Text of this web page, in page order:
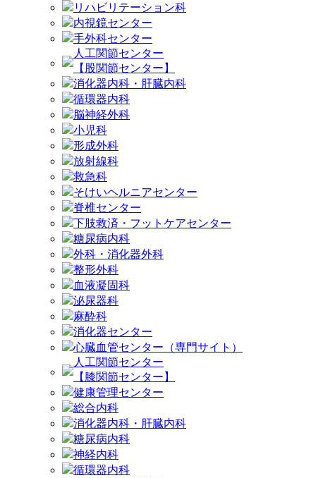
リハビリテーション科
内視鏡センター
手外科センター
人工関節センター
【股関節センター】
消化器内科・肝臓内科
循環器内科
脳神経外科
小児科
形成外科
放射線科
救急科
そけいヘルニアセンター
脊椎センター
下肢救済・フットケアセンター
糖尿病内科
外科・消化器外科
整形外科
血液凝固科
泌尿器科
麻酔科
消化器センター
心臓血管センター（専門サイト）
人工関節センター
【膝関節センター】
健康管理センター
総合内科
消化器内科・肝臓内科
糖尿病内科
神経内科
循環器内科